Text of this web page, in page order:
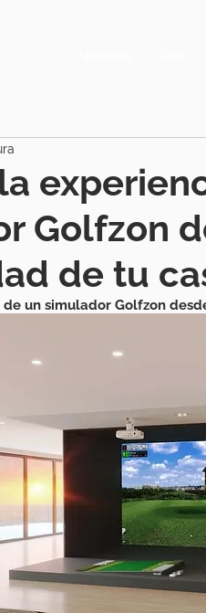
Golfzon
de tu
un simulador Golfzon